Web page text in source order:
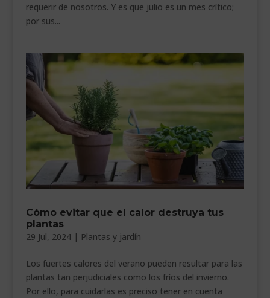
requerir de nosotros. Y es que julio es un mes crítico;
por sus...
Cómo evitar que el calor destruya tus
plantas
29 Jul, 2024| Plantas y jardín
Los fuertes calores del verano pueden resultar para las
plantas tan perjudiciales como los fríos del invierno.
Por ello, para cuidarlas es preciso tener en cuenta